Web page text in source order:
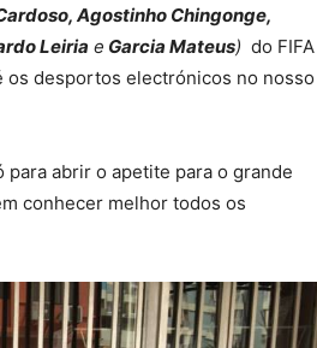
Agostinho Chingonge,
Leiria e Garcia Mateus) do FIFA
desportos electrónicos no nosso
abrir o apetite para o grande
conhecer melhor todos os